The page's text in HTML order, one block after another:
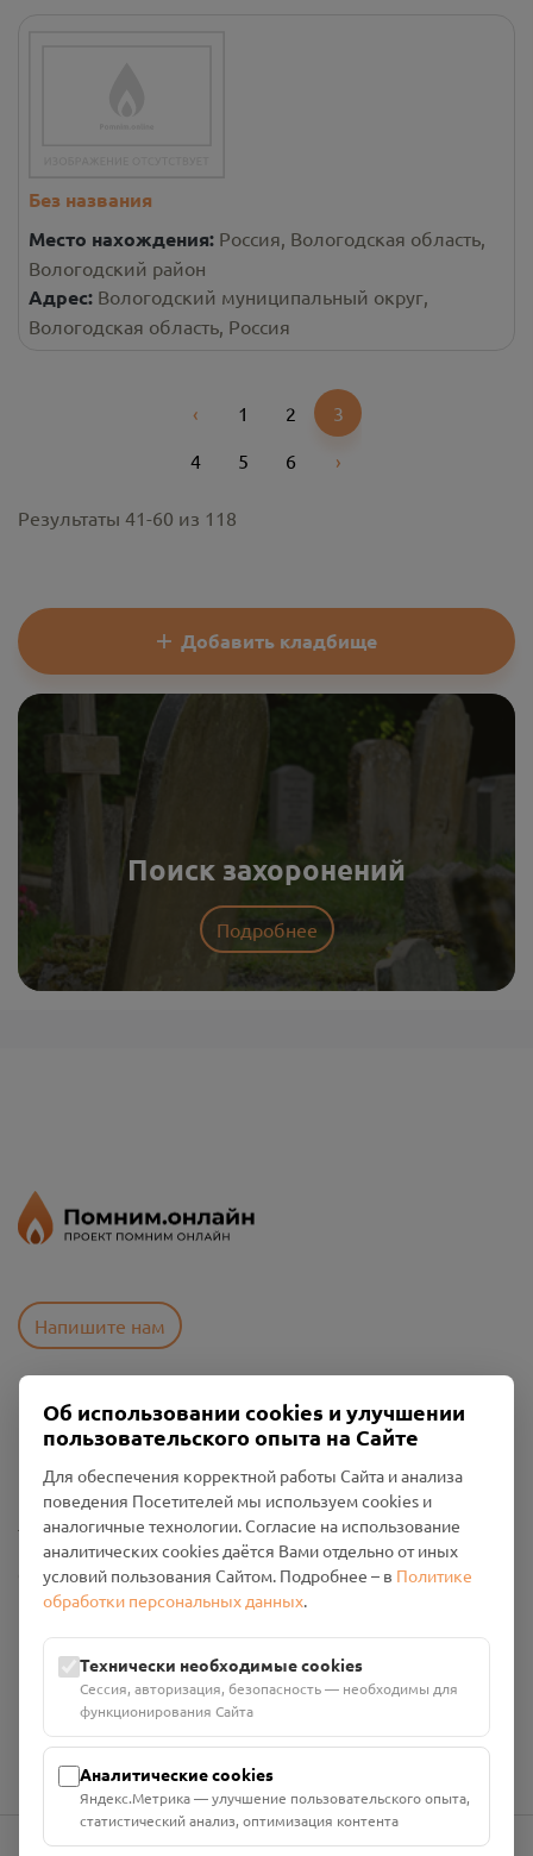
Без названия
Место нахождения: Россия, Вологодская область,
Вологодский район
Адрес: Вологодский муниципальный округ,
Вологодская область, Россия
‹Previous
1 2
3
4
5 6 ›Next
Результаты 41-60 из 118
Добавить кладбище
Поиск захоронений
Подробнее
Напишите нам
Пользовательское соглашение
Политика конфиденциальности
Промо-материалы
Настройки cookies
Общество с ограниченной ответственностью «Смоленский
Проект Помним»
Юридический адрес: 216790, Смоленская область, р-н
Руднянский, г. Рудня, улица Западная, д. 26А, пом. 18
Номер счёта: 40702810901130004287 в АО "АЛЬФА-БАНК"
Кор. счёт: 30101810200000000593
Об использовании cookies и улучшении
пользовательского опыта на Сайте
Для обеспечения корректной работы Сайта и анализа
поведения Посетителей мы используем cookies и
аналогичные технологии. Согласие на использование
аналитических cookies даётся Вами отдельно от иных
условий пользования Сайтом. Подробнее – в Политике
обработки персональных данных.
Технически необходимые cookies
Сессия, авторизация, безопасность — необходимы для
функционирования Сайта
Аналитические cookies
Яндекс.Метрика — улучшение пользовательского опыта,
статистический анализ, оптимизация контента